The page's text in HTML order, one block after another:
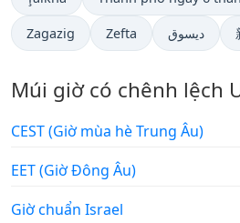
Zagazig Zefta ديسوق
Múi giờ có chênh lệch
CEST (Giờ mùa hè Trung Âu)
EET (Giờ Đông Âu)
Giờ chuẩn Israel